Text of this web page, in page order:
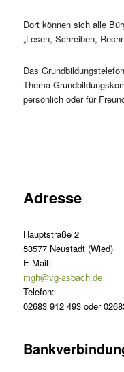
Dort können sich alle
„Lesen, Schreiben,
Das
Thema
persönlich oder für
Adresse
Hauptstraße 2
53577 Neustadt (Wied)
E-Mail:
mgh@vg-asbach.de
Telefon:
02683 912 493 oder